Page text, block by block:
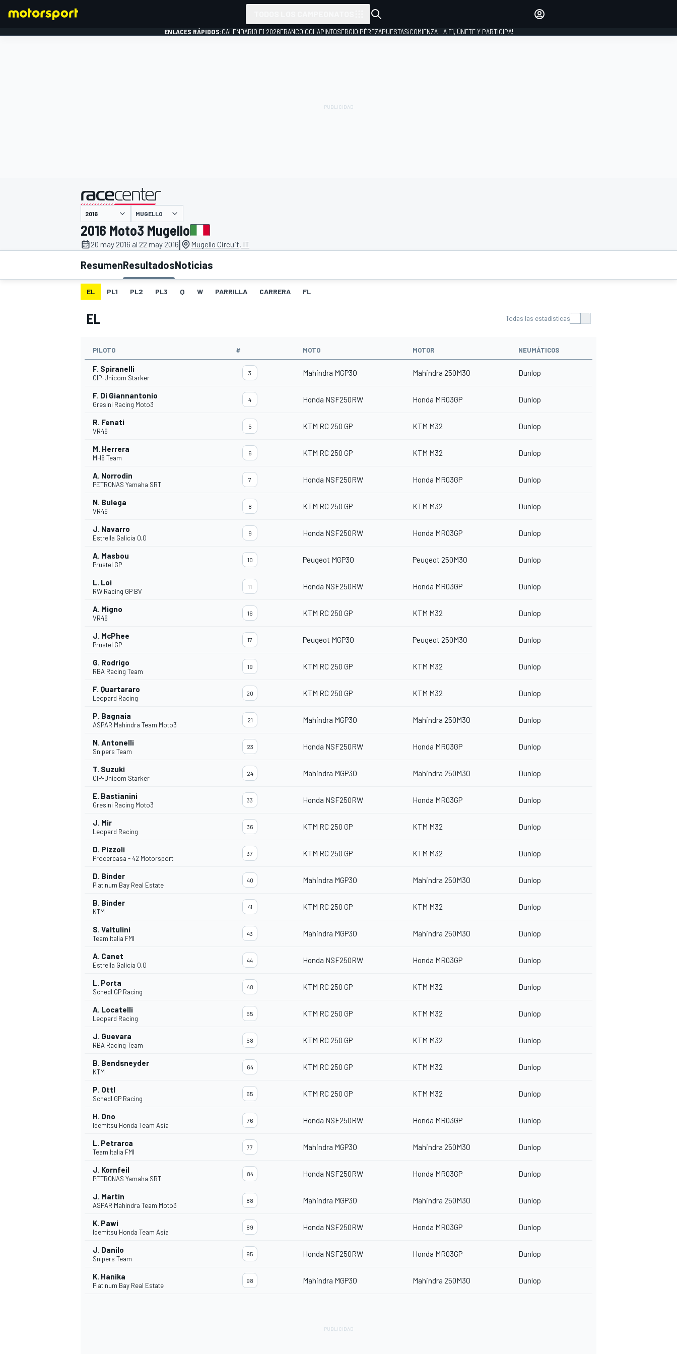
INDYCAR
MOTOGP
NASCAR CUP
FÓRMULA E
INICIAR SESIÓN
ENLACES RÁPIDOS:CALENDARIO F1 2026FRANCO COLAPINTOSERGIO PÉREZAPUESTAS¡COMIENZA LA F1, ÚNETE Y PARTICIPA!
presentado por
MUGELLO
2016 Moto3 Mugello
20 may 2016 al 22 may 2016| Mugello Circuit, IT
ResumenResultadosNoticias
EL PL1 PL2 PL3 Q W PARRILLA CARRERA FL
EL Todas las estadísticas
PILOTO # MOTO MOTOR NEUMÁTICOS
F. Spiranelli
CIP-Unicom Starker
3 Mahindra MGP3O Mahindra 250M3O Dunlop
F. Di Giannantonio
Gresini Racing Moto3
4 Honda NSF250RW Honda MR03GP Dunlop
R. Fenati
VR46
5 KTM RC 250 GP KTM M32 Dunlop
M. Herrera
MH6 Team
6 KTM RC 250 GP KTM M32 Dunlop
A. Norrodin
PETRONAS Yamaha SRT
7 Honda NSF250RW Honda MR03GP Dunlop
N. Bulega
VR46
8 KTM RC 250 GP KTM M32 Dunlop
J. Navarro
Estrella Galicia 0,0
9 Honda NSF250RW Honda MR03GP Dunlop
A. Masbou
Prustel GP
10 Peugeot MGP3O Peugeot 250M3O Dunlop
L. Loi
RW Racing GP BV
11 Honda NSF250RW Honda MR03GP Dunlop
A. Migno
VR46
16 KTM RC 250 GP KTM M32 Dunlop
J. McPhee
Prustel GP
17 Peugeot MGP3O Peugeot 250M3O Dunlop
G. Rodrigo
RBA Racing Team
19 KTM RC 250 GP KTM M32 Dunlop
F. Quartararo
Leopard Racing
20 KTM RC 250 GP KTM M32 Dunlop
P. Bagnaia
ASPAR Mahindra Team Moto3
21 Mahindra MGP3O Mahindra 250M3O Dunlop
N. Antonelli
Snipers Team
23 Honda NSF250RW Honda MR03GP Dunlop
T. Suzuki
CIP-Unicom Starker
24 Mahindra MGP3O Mahindra 250M3O Dunlop
E. Bastianini
Gresini Racing Moto3
33 Honda NSF250RW Honda MR03GP Dunlop
J. Mir
Leopard Racing
36 KTM RC 250 GP KTM M32 Dunlop
D. Pizzoli
Procercasa - 42 Motorsport
37 KTM RC 250 GP KTM M32 Dunlop
D. Binder
Platinum Bay Real Estate
40 Mahindra MGP3O Mahindra 250M3O Dunlop
B. Binder
KTM
41 KTM RC 250 GP KTM M32 Dunlop
S. Valtulini
Team Italia FMI
43 Mahindra MGP3O Mahindra 250M3O Dunlop
A. Canet
Estrella Galicia 0,0
44 Honda NSF250RW Honda MR03GP Dunlop
L. Porta
Schedl GP Racing
48 KTM RC 250 GP KTM M32 Dunlop
A. Locatelli
Leopard Racing
55 KTM RC 250 GP KTM M32 Dunlop
J. Guevara
RBA Racing Team
58 KTM RC 250 GP KTM M32 Dunlop
B. Bendsneyder
KTM
64 KTM RC 250 GP KTM M32 Dunlop
P. Ottl
Schedl GP Racing
65 KTM RC 250 GP KTM M32 Dunlop
H. Ono
Idemitsu Honda Team Asia
76 Honda NSF250RW Honda MR03GP Dunlop
L. Petrarca
Team Italia FMI
77 Mahindra MGP3O Mahindra 250M3O Dunlop
J. Kornfeil
PETRONAS Yamaha SRT
84 Honda NSF250RW Honda MR03GP Dunlop
J. Martín
ASPAR Mahindra Team Moto3
88 Mahindra MGP3O Mahindra 250M3O Dunlop
K. Pawi
Idemitsu Honda Team Asia
89 Honda NSF250RW Honda MR03GP Dunlop
J. Danilo
Snipers Team
95 Honda NSF250RW Honda MR03GP Dunlop
K. Hanika
Platinum Bay Real Estate
98 Mahindra MGP3O Mahindra 250M3O Dunlop